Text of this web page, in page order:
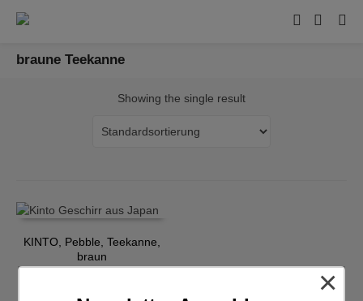
braune Teekanne
Showing the single result
KINTO, Pebble, Teekanne,
braun
×